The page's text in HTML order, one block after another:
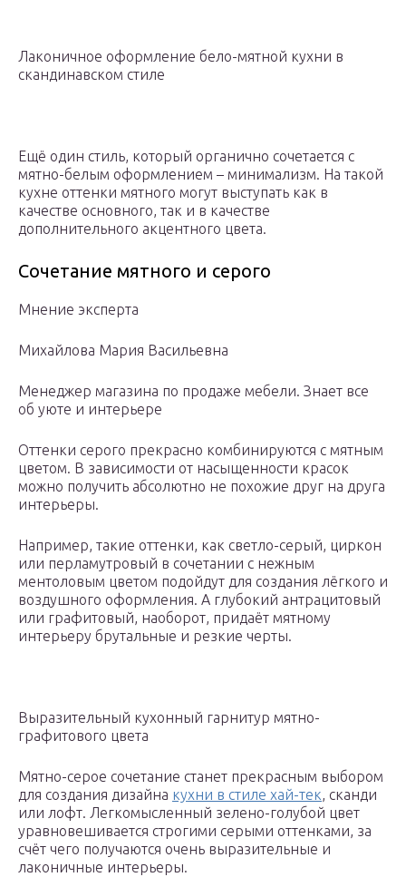
Лаконичное оформление бело-мятной кухни в
скандинавском стиле
Ещё один стиль, который органично сочетается с
мятно-белым оформлением – минимализм. На такой
кухне оттенки мятного могут выступать как в
качестве основного, так и в качестве
дополнительного акцентного цвета.
Сочетание мятного и серого
Мнение эксперта
Михайлова Мария Васильевна
Менеджер магазина по продаже мебели. Знает все
об уюте и интерьере
Оттенки серого прекрасно комбинируются с мятным
цветом. В зависимости от насыщенности красок
можно получить абсолютно не похожие друг на друга
интерьеры.
Например, такие оттенки, как светло-серый, циркон
или перламутровый в сочетании с нежным
ментоловым цветом подойдут для создания лёгкого и
воздушного оформления. А глубокий антрацитовый
или графитовый, наоборот, придаёт мятному
интерьеру брутальные и резкие черты.
Выразительный кухонный гарнитур мятно-
графитового цвета
Мятно-серое сочетание станет прекрасным выбором
для создания дизайна кухни в стиле хай-тек, сканди
или лофт. Легкомысленный зелено-голубой цвет
уравновешивается строгими серыми оттенками, за
счёт чего получаются очень выразительные и
лаконичные интерьеры.